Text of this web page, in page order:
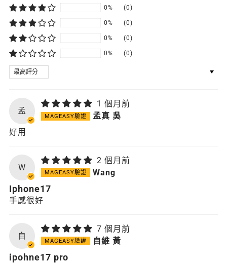
0% (0)
0% (0)
0% (0)
0% (0)
SORT BY
孟
1 個月前
孟真 吳
好用
W
2 個月前
Wang
Iphone17
手感很好
自
7 個月前
自維 黃
ipohne17 pro